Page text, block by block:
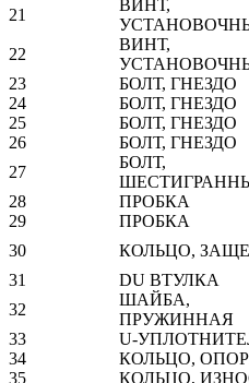
21
ВИНТ,
22
ВИНТ,
23
БОЛТ, ГНЕЗДО
24
БОЛТ, ГНЕЗДО
25
БОЛТ, ГНЕЗДО
26
БОЛТ, ГНЕЗДО
27
БОЛТ,
28
ПРОБКА
29
ПРОБКА
30
КОЛЬЦО,
31
DU ВТУЛКА
32
ШАЙБА,
ПРУЖИННАЯ
33
U-
34
КОЛЬЦО,
35
КОЛЬЦО,